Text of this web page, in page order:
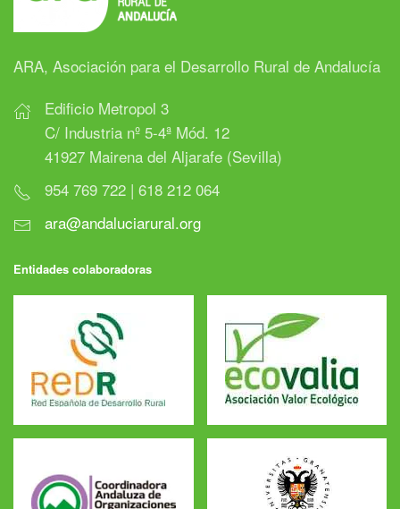
ARA, Asociación para el Desarrollo Rural de Andalucía
Edificio Metropol 3
C/ Industria nº 5-4ª Mód. 12
41927 Mairena del Aljarafe (Sevilla)
954 769 722 | 618 212 064
ara@andaluciarural.org
Entidades colaboradoras